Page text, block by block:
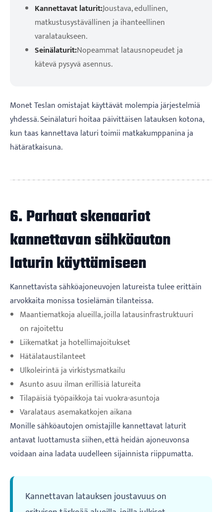
Kannettavat laturit:Joustava, edullinen,
matkustusystävällinen ja ihanteellinen
varalataukseen.
Seinälaturit:Nopeammat latausnopeudet ja
kätevä pysyvä asennus.
Monet Teslan omistajat käyttävät molempia järjestelmiä
yhdessä. Seinälaturi hoitaa päivittäisen latauksen kotona,
kun taas kannettava laturi toimii matkakumppanina ja
hätäratkaisuna.
6. Parhaat skenaariot
kannettavan sähköauton
laturin käyttämiseen
Kannettavista sähköajoneuvojen latureista tulee erittäin
arvokkaita monissa tosielämän tilanteissa.
Maantiematkoja alueilla, joilla latausinfrastruktuuri
on rajoitettu
Liikematkat ja hotellimajoitukset
Hätälataustilanteet
Ulkoleirintä ja virkistysmatkailu
Asunto asuu ilman erillisiä latureita
Tilapäisiä työpaikkoja tai vuokra-asuntoja
Varalataus asemakatkojen aikana
Monille sähköautojen omistajille kannettavat laturit
antavat luottamusta siihen, että heidän ajoneuvonsa
voidaan aina ladata uudelleen sijainnista riippumatta.
Kannettavan latauksen joustavuus on